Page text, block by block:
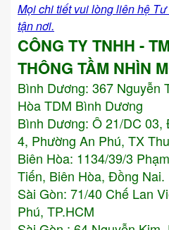
Mọi chi tiết vui lòng liên hệ
tận nơi.
CÔNG TY TNHH -
THÔNG TẦM NHÌN
Bình Dương: 367 Nguyễn
Hòa TDM Bình Dương
Bình Dương: Ô 21/DC
4, Phường An Phú, TX
Biên Hòa: 1134/39/3
Tiến, Biên Hòa, Đồng Nai.
Sài Gòn: 71/40 Chế Lan
Phú, TP.HCM